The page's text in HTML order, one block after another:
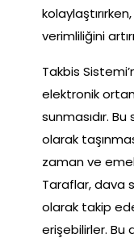
verimliliğini
Takbis
elektronik
sunmasıdır.
olarak
zaman ve
Taraflar, dava
olarak takip
erişebilirler.